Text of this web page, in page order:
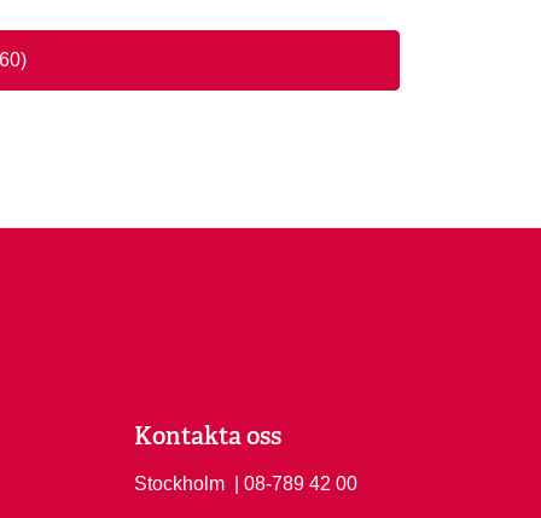
Kontakta oss
Stockholm Ring Stockholm på
| 08-789 42 00